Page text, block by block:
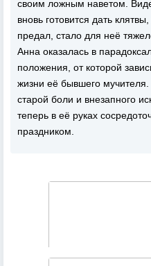
своим ложным наветом.
вновь готовится дать
предал, стало для неё
Анна оказалась в
положения, от которой
жизни её бывшего
старой боли и внезапного
теперь в её руках
праздником.